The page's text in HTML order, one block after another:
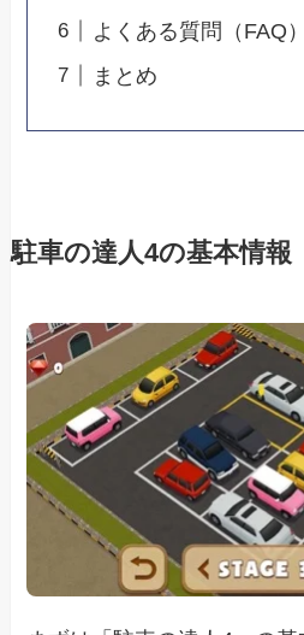
よくある質問（FAQ）
まとめ
駐車の達人4の基本情報